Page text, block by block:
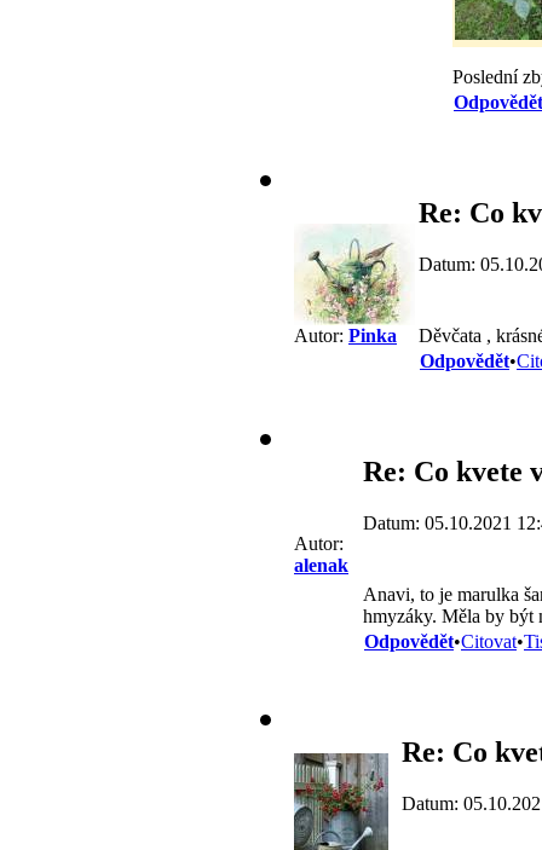
Poslední
Odpovědět
Autor: Pinka
Re: Co
Datum:
Děvčata ,
Odpovědět•
Autor:
alenak
Re: Co kvete
Datum: 05.10.2021
Anavi, to je marulka
hmyzáky. Měla by být
Odpovědět•Citovat•
Re: Co
Datum: